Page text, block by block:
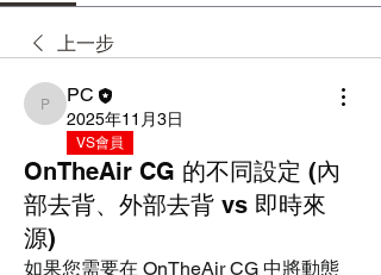
上一步
PC
PC
2025年11月3日
VS會員
OnTheAir CG 的不同設定 (內
部去背、外部去背 vs 即時來
源)
如果您需要在 OnTheAir CG 中將動態